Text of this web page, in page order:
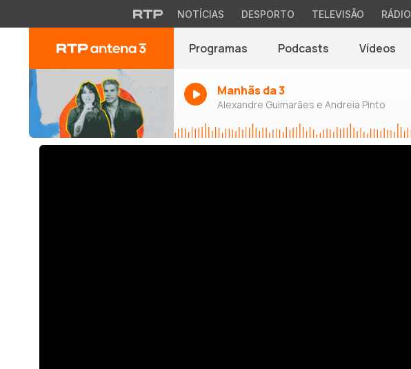
NOTÍCIAS DESPORTO TELEVISÃO RÁDIO
Programas Podcasts Vídeos
Manhãs da 3
Alexandre Guimarães e Andreia Pinto